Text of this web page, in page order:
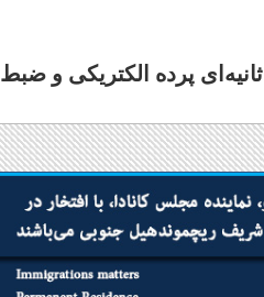
سرانجام پلیس تورنتو دزدان خودروها که با دو تکنیک فوق‌العاده ۲۲ ثانیه‌ای پرده الکتریکی و ضبط